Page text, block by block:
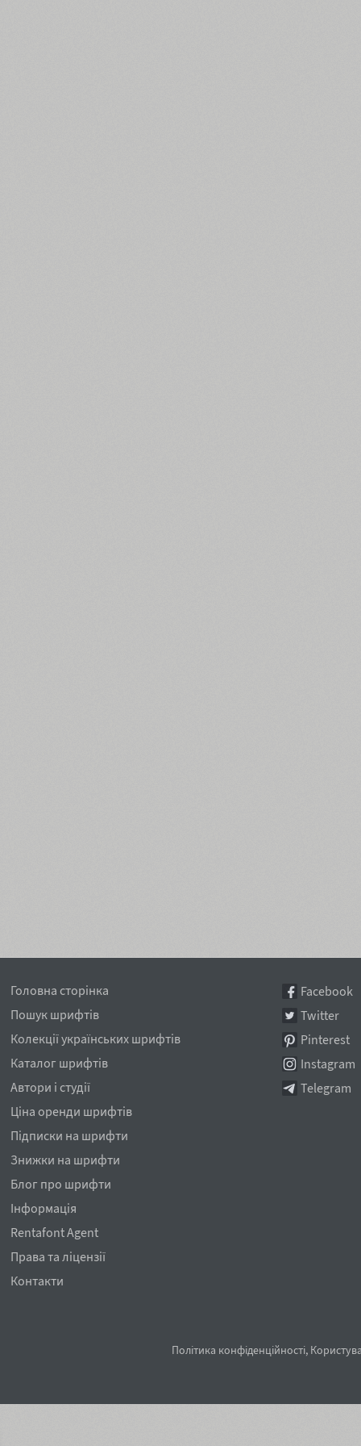
Головна сторінка
Пошук шрифтів
Колекції українських шрифтів
Каталог шрифтів
Автори і студії
Ціна оренди шрифтів
Підписки на шрифти
Знижки на шрифти
Блог про шрифти
Інформація
Rentafont Agent
Права та ліцензії
Контакти
Facebook
Twitter
Pinterest
Instagram
Telegram
Політика конфіденційності,